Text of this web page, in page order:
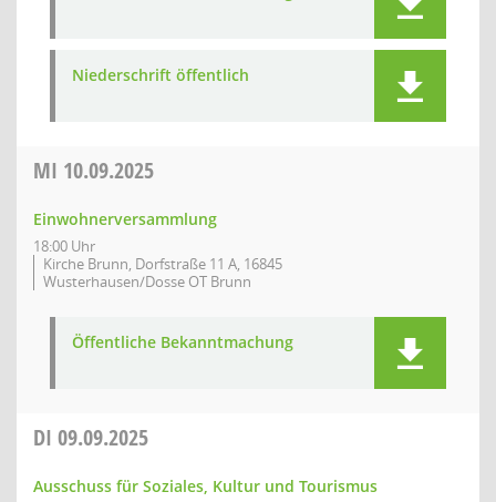
Niederschrift öffentlich
MI 10.09.2025
Einwohnerversammlung
18:00 Uhr
Kirche Brunn, Dorfstraße 11 A, 16845
Wusterhausen/Dosse OT Brunn
Öffentliche Bekanntmachung
DI 09.09.2025
Ausschuss für Soziales, Kultur und Tourismus